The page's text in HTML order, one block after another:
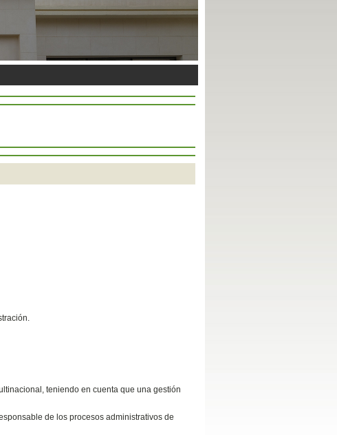
teniendo en cuenta que una gestión
de los procesos administrativos de